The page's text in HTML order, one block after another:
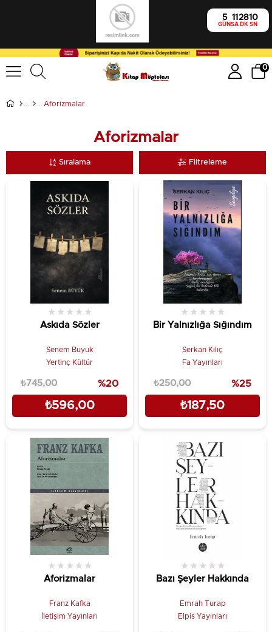
5
GÜN
11
SA
28
DK
9
SN
0
Aforizmalar
Aforizmalar
Filtreleme
Sıralama
Askıda Sözler
★ ★ ★ ★ ★
Senem Buyuk
Yertinç Kültür
₺596,00
₺745,00 %20
Bir Yalnızlığa Sığındım
★ ★ ★ ★ ★
Serkan Kılıç
Fa Yayınları
₺187,50
₺250,00 %25
Aforizmalar
★ ★ ★ ★ ★
Franz Kafka
İletişim Yayınları
Bazı Şeyler Hakkında
★ ★ ★ ★ ★
Emrah Turap
Elpis Yayınları